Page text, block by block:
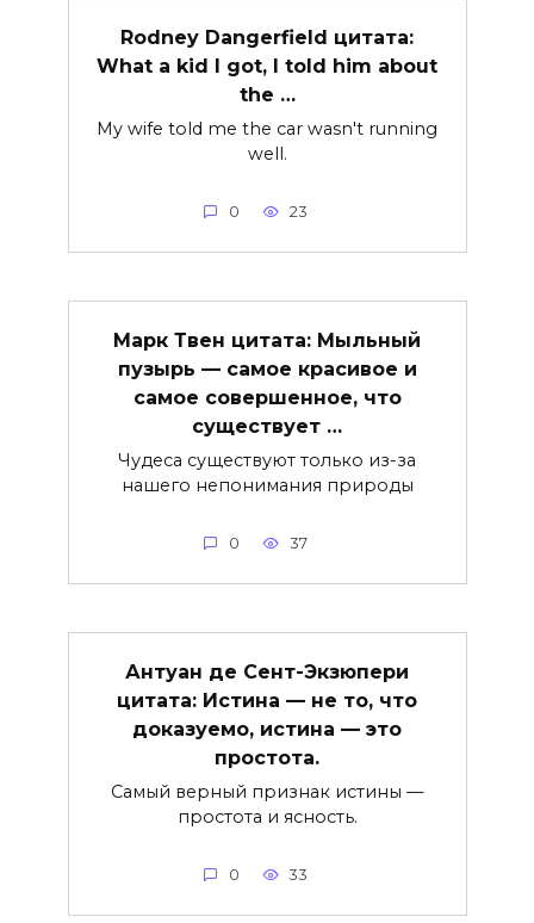
Rodney Dangerfield цитата:
What a kid I got, I told him about
the …
My wife told me the car wasn't running
well.
0 23
Марк Твен цитата: Мыльный
пузырь — самое красивое и
самое совершенное, что
существует …
Чудеса существуют только из-за
нашего непонимания природы
0 37
Антуан де Сент-Экзюпери
цитата: Истина — не то, что
доказуемо, истина — это
простота.
Самый верный признак истины —
простота и ясность.
0 33